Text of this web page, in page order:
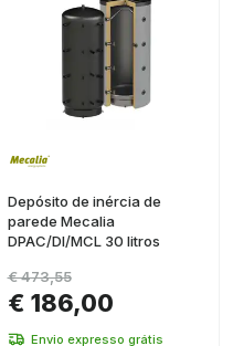
Depósito de inércia de
parede Mecalia
DPAC/DI/MCL 30 litros
€ 186,00
€ 473,55
Envio expresso grátis